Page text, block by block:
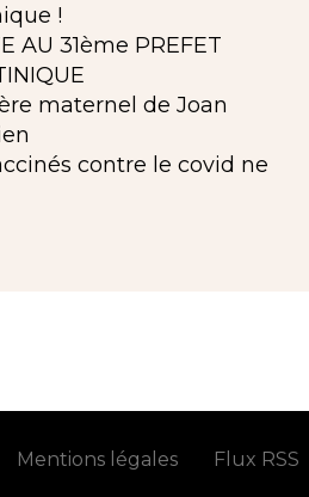
!
AU 31ème PREFET
maternel de Joan
contre le covid ne
Mentions légales Flux RSS